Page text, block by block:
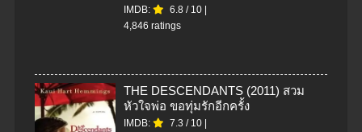
IMDB: 6.8 / 10 |
4,846 ratings
THE DESCENDANTS (2011) สวม
หัวใจพ่อ ขอทุ่มรักอีกครั้ง
IMDB: 7.3 / 10 |